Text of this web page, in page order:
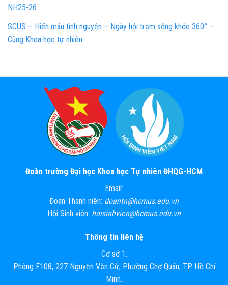
NH25-26
SCUS – Hiến máu tình nguyện – Ngày hội trạm sống khỏe 360° –
Cùng Khoa học tự nhiên.
Đoàn trường Đại học Khoa học Tự nhiên ĐHQG-HCM
Email:
Đoàn Thanh niên: doantn@hcmus.edu.vn
Hội Sinh viên: hoisinhvien@hcmus.edu.vn
Thông tin liên hệ
Cơ sở 1:
Phòng F108, 227 Nguyễn Văn Cừ, Phường Chợ Quán, TP. Hồ Chí
Minh.